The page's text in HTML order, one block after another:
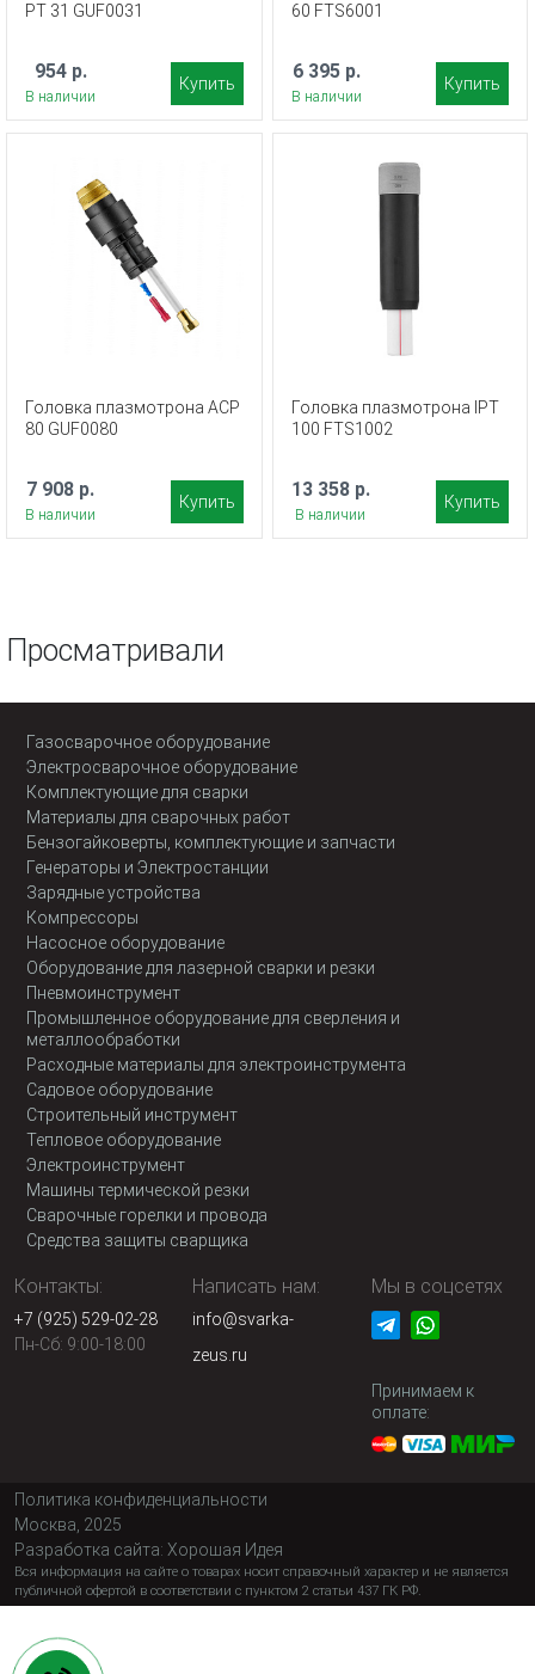
PT 31 GUF0031
954 р.
В наличии
Купить
60 FTS6001
6 395 р.
В наличии
Купить
Головка плазмотрона ACP
80 GUF0080
7 908 р.
В наличии
Купить
Головка плазмотрона IPT
100 FTS1002
13 358 р.
В наличии
Купить
Просматривали
Газосварочное оборудование
Электросварочное оборудование
Комплектующие для сварки
Материалы для сварочных работ
Бензогайковерты, комплектующие и запчасти
Генераторы и Электростанции
Зарядные устройства
Компрессоры
Насосное оборудование
Оборудование для лазерной сварки и резки
Пневмоинструмент
Промышленное оборудование для сверления и
металлообработки
Расходные материалы для электроинструмента
Садовое оборудование
Строительный инструмент
Тепловое оборудование
Электроинструмент
Машины термической резки
Сварочные горелки и провода
Средства защиты сварщика
Контакты:
+7 (925) 529-02-28
Пн-Сб: 9:00-18:00
Написать нам:
info@svarka-
zeus.ru
Мы в соцсетях
Принимаем к
оплате:
Политика конфиденциальности
Москва, 2025
Разработка сайта: Хорошая Идея
Вся информация на сайте о товарах носит справочный характер и не является
публичной офертой в соответствии с пунктом 2 статьи 437 ГК РФ.